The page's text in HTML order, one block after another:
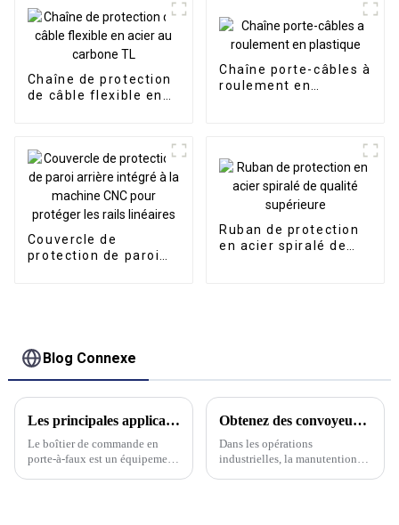
Chaîne de protection
de câble flexible en
Chaîne porte-câbles à
roulement en
Couvercle de
protection de paroi
Ruban de protection
en acier spiralé de
Blog Connexe
Les principales applications et caractéristiques des boîtiers de commande en porte-à-faux
Le boîtier de commande en
porte-à-faux est un équipement
Obtenez des convoyeurs de haute qualité pour une efficacité maximale
Dans les opérations
industrielles, la manutention